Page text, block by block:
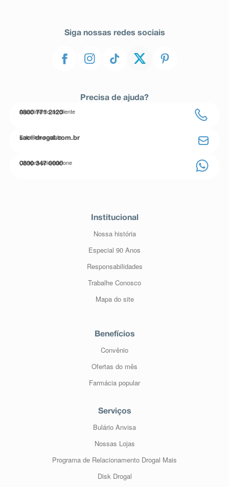
Siga nossas redes sociais
Precisa de ajuda?
Atendimento ao cliente
0800 771 2120
Entre em contato
sac@drogal.com.br
Compre pelo telefone
0800 347 0000
Institucional
Nossa história
Especial 90 Anos
Responsabilidades
Trabalhe Conosco
Mapa do site
Benefícios
Convênio
Ofertas do mês
Farmácia popular
Serviços
Bulário Anvisa
Nossas Lojas
Programa de Relacionamento Drogal Mais
Disk Drogal